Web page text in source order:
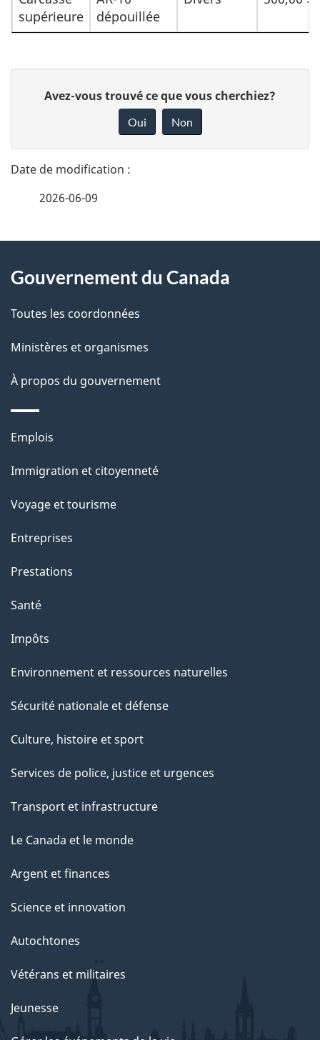
supérieure
dépouillée
t
a
l
s
l
a
p
g
e
n
t
e
r
t
r
a
c
i
o
s
u
c
e
t
e
a
g
Avez-vous trouvé ce que vous cherchiez?
Oui Non
2026-06-09
propos
de
ce
site
Gouvernement du Canada
Toutes les coordonnées
Ministères et organismes
À propos du gouvernement
Thèmes
sujets
Emplois
Immigration et citoyenneté
Voyage et tourisme
Entreprises
Prestations
Santé
Impôts
Environnement et ressources naturelles
Sécurité nationale et défense
Culture, histoire et sport
Services de police, justice et urgences
Transport et infrastructure
Le Canada et le monde
Argent et finances
Science et innovation
Autochtones
Vétérans et militaires
Jeunesse